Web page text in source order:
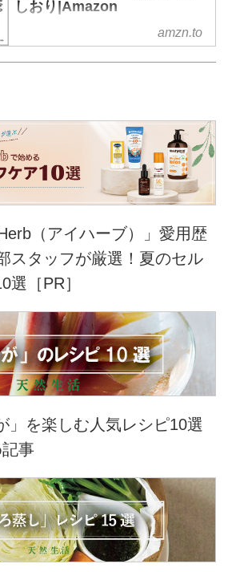
しおり|Amazon
ひとり暮らしでも家族といても、
私のための料理はもっと自由がい
集。
amzn.to
（アイハーブ）」愛用歴
スタッフが厳選！夏のセル
選［PR］
」を楽しむ人気レシピ10選
記事